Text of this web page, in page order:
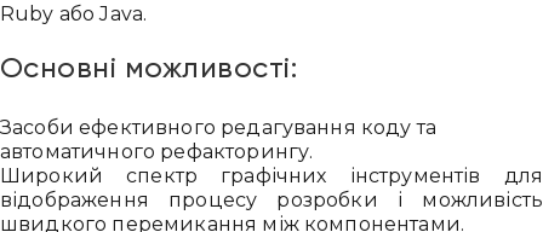
Ruby або Java.
Основні можливості:
Засоби ефективного редагування коду та
автоматичного рефакторингу.
Широкий спектр графічних інструментів для
відображення процесу розробки і можливість
швидкого перемикання між компонентами.
Ми зазвичай відповідаємо дуже швидко